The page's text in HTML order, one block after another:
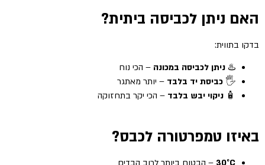
האם ניתן לכביסה ביתית?
בדקו בתווית:
♨️ ניתן לכביסה במכונה – הכי נוח
🖐️ כביסת יד בלבד – יותר מאתגר
🧴 ניקוי יבש בלבד – הכי יקר בתחזוקה
באיזו טמפרטורה לכבס?